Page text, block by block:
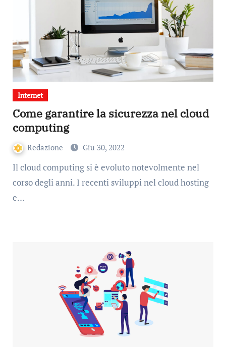
Internet
Come garantire la sicurezza nel cloud
computing
Redazione Giu 30, 2022
Il cloud computing si è evoluto notevolmente nel
corso degli anni. I recenti sviluppi nel cloud hosting
e…